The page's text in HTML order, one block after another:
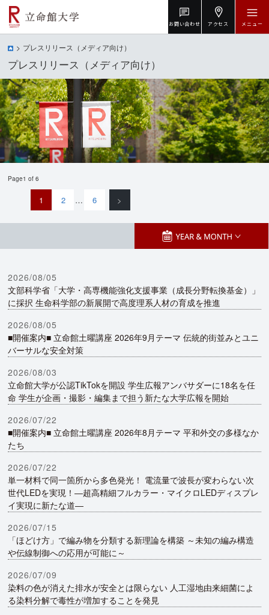
お問い合わせ アクセス メニュー
プレスリリース（メディア向け）
プレスリリース（メディア向け）
Page1 of 6
1 2 … 6 >
2026/08/05
文部科学省「大学・高専機能強化支援事業（成長分野転換基金）」
に採択 生命科学部の新展開で高度理系人材の育成を推進
2026/08/05
■開催案内■ 立命館土曜講座 2026年9月テーマ 伝統的街並みとユニ
バーサルな安全対策
2026/08/03
立命館大学が公認TikTokを開設 学生広報アンバサダーに18名を任
命 学生が企画・撮影・編集まで担う新たな大学広報を開始
2026/07/22
■開催案内■ 立命館土曜講座 2026年8月テーマ 平和外交の多様なか
たち
2026/07/22
単一材料で同一箇所から多色発光！ 電流量で波長が変わらない次
世代LEDを実現！―超高精細フルカラー・マイクロLEDディスプレ
イ実現に新たな道―
2026/07/15
「ほどけ方」で編み物を分類する新理論を構築 ～未知の編み構造
や伝線制御への応用が可能に～
2026/07/09
染料の色が消えた排水が安全とは限らない 人工湿地由来細菌によ
る染料分解で毒性が増加することを発見